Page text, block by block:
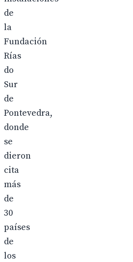
de
la
Fundación
Rías
do
Sur
de
Pontevedra,
donde
se
dieron
cita
más
de
30
países
de
los